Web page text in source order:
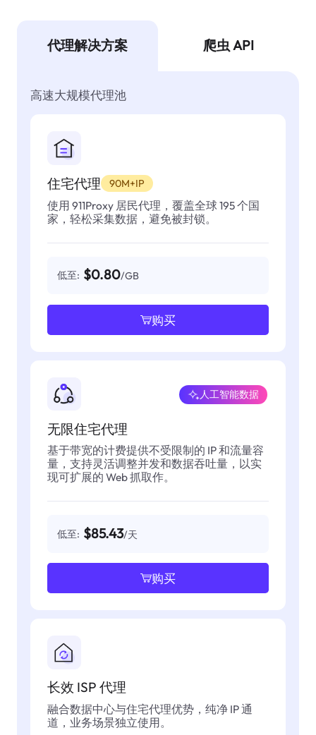
代理解决方案 爬虫 API
高速大规模代理池
住宅代理 90M+IP
使用 911Proxy 居民代理，覆盖全球 195 个国
家，轻松采集数据，避免被封锁。
低至: $0.80/GB
购买
无限住宅代理
人工智能数据
基于带宽的计费提供不受限制的 IP 和流量容
量，支持灵活调整并发和数据吞吐量，以实
现可扩展的 Web 抓取作。
低至: $85.43/天
购买
长效 ISP 代理
融合数据中心与住宅代理优势，纯净 IP 通
道，业务场景独立使用。